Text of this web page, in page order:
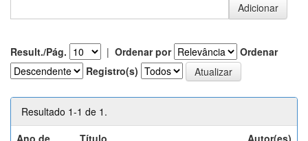
Result./Pág. | Ordenar por
Ordenar
Registro(s)
Resultado 1-1 de 1.
Ano de
Título Autor(es)